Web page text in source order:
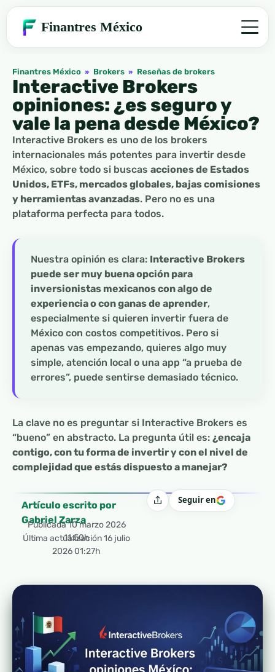
Finantres México
Finantres México » Brokers » Reseñas de brokers
Interactive Brokers
opiniones: ¿es seguro y
vale la pena desde México?
Interactive Brokers es uno de los brokers
internacionales más potentes para invertir desde
México, sobre todo si buscas acciones de Estados
Unidos, ETFs, mercados globales, bajas comisiones
y herramientas avanzadas. Pero no es una
plataforma perfecta para todos.
Nuestra opinión es clara: Interactive Brokers
puede ser muy buena opción para
inversionistas mexicanos con algo de
experiencia o con ganas de aprender,
especialmente si quieren invertir fuera de
México con costos competitivos. Pero si
apenas vas empezando, quieres algo muy
simple, atención local o una app “a prueba de
errores”, puede sentirse demasiado técnico.
La clave no es preguntar si Interactive Brokers es
“bueno” en abstracto. La pregunta útil es: ¿encaja
contigo, con tu forma de invertir y con el nivel de
complejidad que estás dispuesto a manejar?
Artículo escrito por
Gabriel Zarza
Publicada10 marzo 2026
11:50h
Última actualización 16 julio
2026 01:27h
CompartirSeguir en